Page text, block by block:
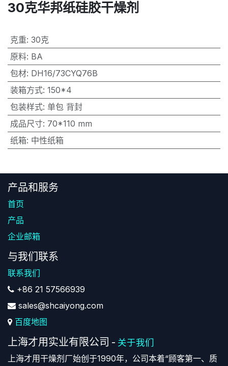
30克华邦纸硅胶干燥剂
克重: 30克
原料: BA
包材: DH16/73CYQ76B
装箱方式: 150*4
包装样式: 单包 背封
成品尺寸: 70*110 mm
纸箱: 中性纸箱
产品和服务
首页
产品
企业邮箱
与我们联系
联系我们
+86 21 57566939
sales@shcaiyong.com
百度地图
上海才用实业有限公司 - 关于我们
上海才用干燥剂厂始创于1990年，公司本着“顾客第一、质